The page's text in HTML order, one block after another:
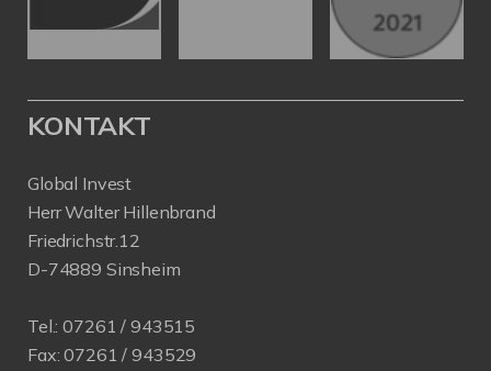
KONTAKT
Global Invest
Herr Walter Hillenbrand
Friedrichstr.12
D-74889 Sinsheim
Tel.:07261 / 943515
Fax: 07261 / 943529